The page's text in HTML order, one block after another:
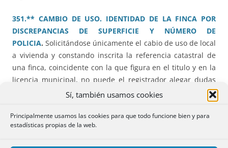
Sí, también usamos cookies
Principalmente usamos las cookies para que todo funcione bien y para
estadísticas propias de la web.
351.** CAMBIO DE USO. IDENTIDAD DE LA FINCA POR
DISCREPANCIAS DE SUPERFICIE Y NÚMERO DE
POLICIA.Solicitándose únicamente el cabio de uso de local
a vivienda y constando inscrita la referencia catastral de
una finca, coincidente con la que figura en el titulo y en la
licencia municipal, no puede el registrador alegar dudas
de identidad de la finca, porque cambie el nº de la calle y
haya diferencias descriptivas entre el catastro y la
inscripción. No es competencia del registrador calificar la
regularidad de la licencia por la diferencia de metros